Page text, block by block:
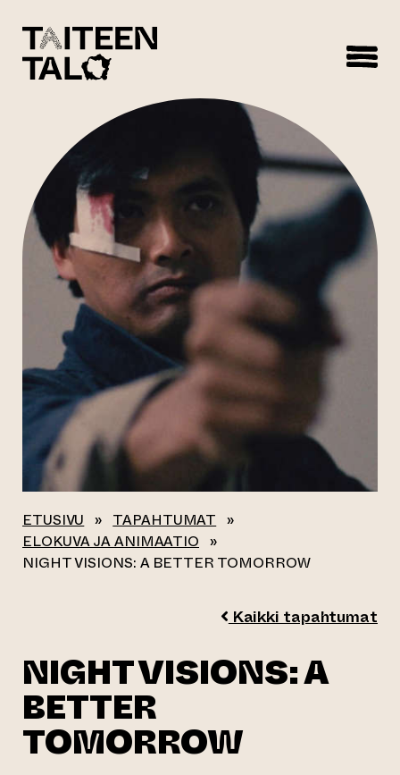
ETUSIVU » TAPAHTUMAT »
ELOKUVA JA ANIMAATIO »
NIGHT VISIONS: A BETTER TOMORROW
Kaikki tapahtumat
NIGHT VISIONS: A
BETTER
TOMORROW